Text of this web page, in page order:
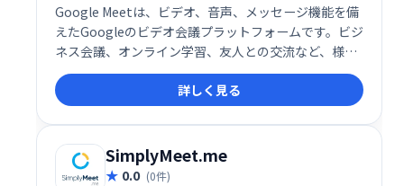
Google Meetは、ビデオ、音声、メッセージ機能を備
えたGoogleのビデオ会議プラットフォームです。ビジ
ネス会議、オンライン学習、友人との交流など、様々
なシーンで活用できます。シンプルで高機能なインタ
ーフェースで、スムーズなコミュニケーションを実
現。場所を選ばず、チームや仲間と簡単に繋がること
を可能にします。 無料プランから利用でき、ビジネス
ニーズにも対応する柔軟性も魅力です。
詳しく見る
SimplyMeet.me
0.0 (0件)